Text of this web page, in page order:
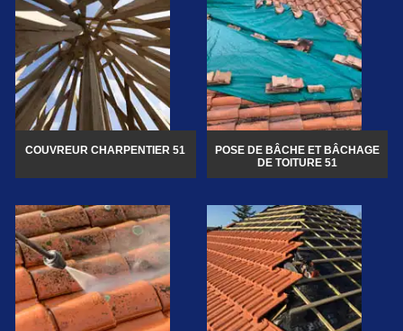
COUVREUR CHARPENTIER 51
POSE DE BÂCHE ET BÂCHAGE
DE TOITURE 51